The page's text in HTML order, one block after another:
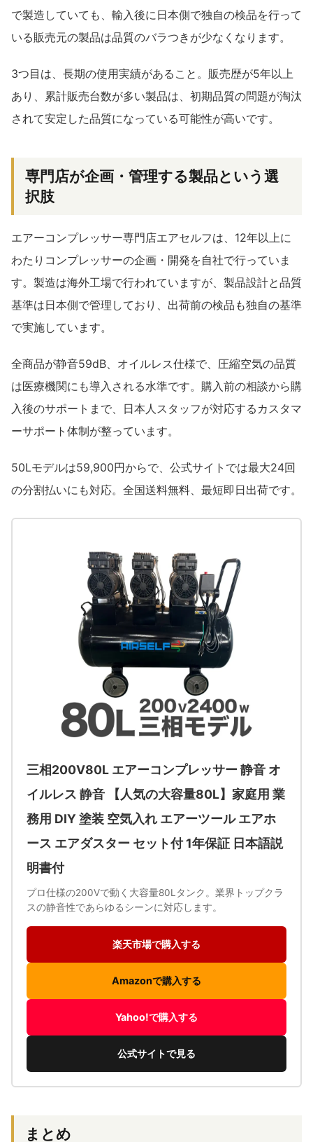
で製造していても、輸入後に日本側で独自の検品を行って
いる販売元の製品は品質のバラつきが少なくなります。
3つ目は、長期の使用実績があること。販売歴が5年以上
あり、累計販売台数が多い製品は、初期品質の問題が淘汰
されて安定した品質になっている可能性が高いです。
専門店が企画・管理する製品という選
択肢
エアーコンプレッサー専門店エアセルフは、12年以上に
わたりコンプレッサーの企画・開発を自社で行っていま
す。製造は海外工場で行われていますが、製品設計と品質
基準は日本側で管理しており、出荷前の検品も独自の基準
で実施しています。
全商品が静音59dB、オイルレス仕様で、圧縮空気の品質
は医療機関にも導入される水準です。購入前の相談から購
入後のサポートまで、日本人スタッフが対応するカスタマ
ーサポート体制が整っています。
50Lモデルは59,900円からで、公式サイトでは最大24回
の分割払いにも対応。全国送料無料、最短即日出荷です。
三相200V80L エアーコンプレッサー 静音 オ
イルレス 静音 【人気の大容量80L】家庭用 業
務用 DIY 塗装 空気入れ エアーツール エアホ
ース エアダスター セット付 1年保証 日本語説
明書付
プロ仕様の200Vで動く大容量80Lタンク。業界トップクラ
スの静音性であらゆるシーンに対応します。
楽天市場で購入する
Amazonで購入する
Yahoo!で購入する
公式サイトで見る
まとめ